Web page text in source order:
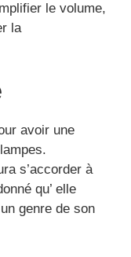
le volume,
la
avoir une
s’accorder à
qu’ elle
genre de son